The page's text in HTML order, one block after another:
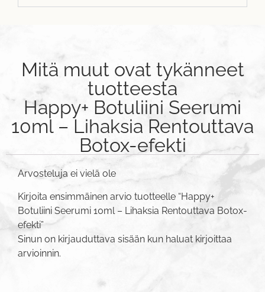
Mitä muut ovat tykänneet
tuotteesta
Happy+ Botuliini Seerumi
10ml – Lihaksia Rentouttava
Botox-efekti
Arvosteluja ei vielä ole
Kirjoita ensimmäinen arvio tuotteelle “Happy+
Botuliini Seerumi 10ml – Lihaksia Rentouttava Botox-
efekti”
Sinun on kirjauduttava sisään kun haluat kirjoittaa
arvioinnin.